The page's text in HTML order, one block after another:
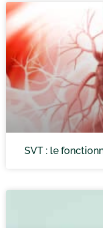
SVT : le